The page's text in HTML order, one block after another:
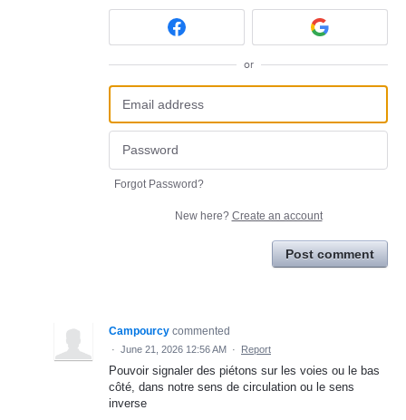
or
Forgot Password?
New here? Create an account
Post comment
Campourcy commented
· June 21, 2026 12:56 AM · Report
Pouvoir signaler des piétons sur les voies ou le bas
côté, dans notre sens de circulation ou le sens
inverse